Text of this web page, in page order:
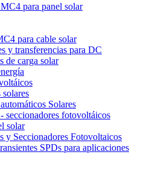
para panel solar
para cable solar
y transferencias para DC
de carga solar
solares
Solares
seccionadores fotovoltáicos
solar
y Seccionadores Fotovoltaicos
SPDs para aplicaciones